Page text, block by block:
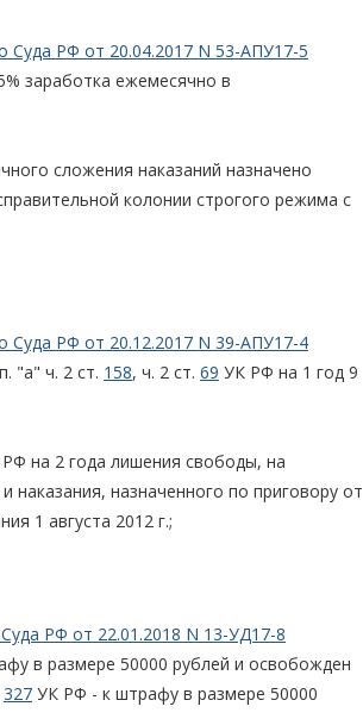
Суда РФ от 20.04.2017 N 53-АПУ17-5
заработка ежемесячно в
сложения наказаний назначено
колонии строгого режима с
Суда РФ от 20.12.2017 N 39-АПУ17-4
"а" ч. 2 ст. 158, ч. 2 ст. 69 УК РФ на 1 год 9
на 2 года лишения свободы, на
наказания, назначенного по приговору от
1 августа 2012 г.;
РФ от 22.01.2018 N 13-УД17-8
в размере 50000 рублей и освобожден
327 УК РФ - к штрафу в размере 50000